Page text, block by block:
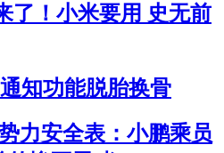
了！小米要用 史无前
知功能脱胎换骨
力安全表：小鹏乘员